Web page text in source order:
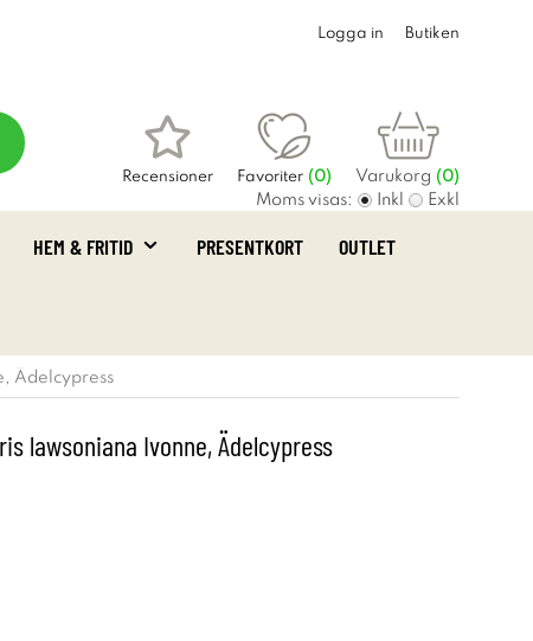
Logga in Butiken
Recensioner Favoriter (0) Varukorg (0)
Moms visas: Inkl Exkl
HEM & FRITID PRESENTKORT OUTLET
Ädelcypress
lawsoniana Ivonne, Ädelcypress